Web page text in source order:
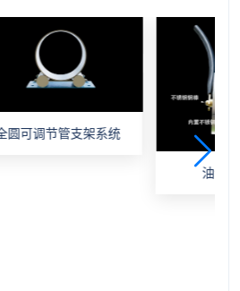
管支架系统
油漆劣化监测